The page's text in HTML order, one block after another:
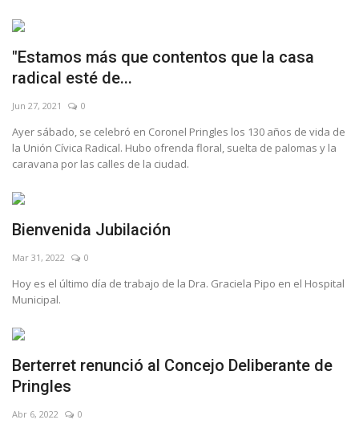
"Estamos más que contentos que la casa
radical esté de...
Jun 27, 2021 0
Ayer sábado, se celebró en Coronel Pringles los 130 años de vida de
la Unión Cívica Radical. Hubo ofrenda floral, suelta de palomas y la
caravana por las calles de la ciudad.
Bienvenida Jubilación
Mar 31, 2022 0
Hoy es el último día de trabajo de la Dra. Graciela Pipo en el Hospital
Municipal.
Berterret renunció al Concejo Deliberante de
Pringles
Abr 6, 2022 0